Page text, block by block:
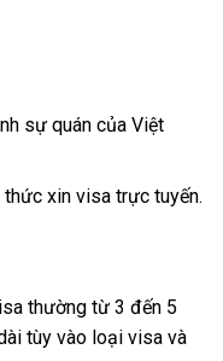
sự quán của Việt
thức xin visa trực tuyến.
thường từ 3 đến 5
tùy vào loại visa và